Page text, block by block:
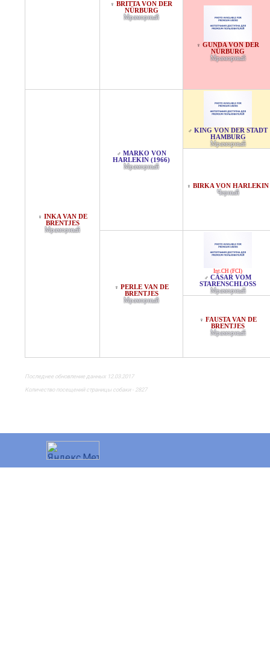
♀ BRITTA VON DER
NÜRBURG
Мраморный
♀ GUNDA VON DER
NÜRBURG
Мраморный
♀ INKA VAN DE
BRENTJES
Мраморный
♂ MARKO VON
HARLEKIN (1966)
Мраморный
♂ KING VON DER STADT
HAMBURG
Мраморный
♀ BIRKA VON HARLEKIN
Черный
♀ PERLE VAN DE
BRENTJES
Мраморный
Int.CH (FCI)
♂ CÄSAR VOM
STARENSCHLOSS
Мраморный
♀ FAUSTA VAN DE
BRENTJES
Мраморный
Последнее обновление данных 12.03.2017
Количество посещений страницы собаки - 2827